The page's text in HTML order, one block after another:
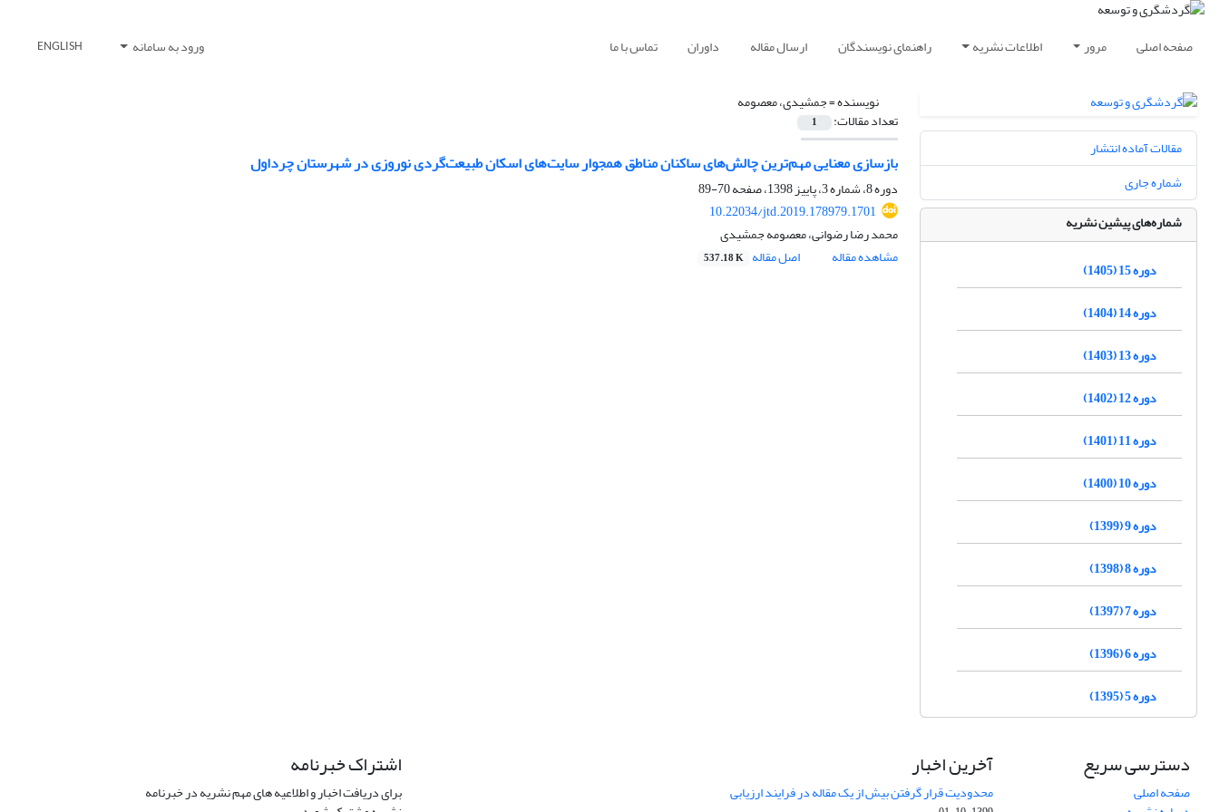
صفحه اصلی مرور اطلاعات نشریه راهنمای نویسندگان ارسال مقاله داوران تماس با ما ورود به سامانه ENGLISH
نویسنده =جمشیدی، معصومه
تعداد مقالات: 1
بازسازی معنایی مهم‌ترین چالش‌های ساکنان مناطق همجوار سایت‌های اسکان طبیعت‌گردی نوروزی در شهرستان چرداول
دوره 8، شماره 3، پاییز 1398، صفحه
70-89
10.22034/jtd.2019.178979.1701
محمد رضا رضوانی، معصومه جمشیدی
مشاهده مقاله
اصل مقاله 537.18 K
مقالات آماده انتشار
شماره جاری
شماره‌های پیشین نشریه
دوره 15 (1405)
دوره 14 (1404)
دوره 13 (1403)
دوره 12 (1402)
دوره 11 (1401)
دوره 10 (1400)
دوره 9 (1399)
دوره 8 (1398)
دوره 7 (1397)
دوره 6 (1396)
دوره 5 (1395)
دسترسی سریع
صفحه اصلی
آخرین اخبار
محدودیت قرار گرفتن بیش از یک مقاله در فرایند ارزیابی
اشتراک خبرنامه
برای دریافت اخبار و اطلاعیه های مهم نشریه در خبرنامه